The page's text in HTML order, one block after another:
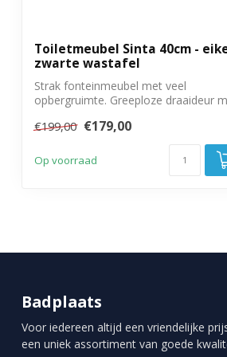
Toiletmeubel Sinta 40cm -
zwarte wastafel
Strak fonteinmeubel met veel
opbergruimte. Greeploze draaideur
€199,00 €179,00
Op voorraad
Badplaats
Voor iedereen altijd een vriendelijke
een uniek assortiment van goede